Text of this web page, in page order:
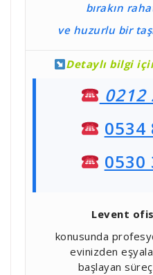
bırakın
ve huzurlu bir
Detaylı bilgi
0212
0534
0530
Levent ofis
konusunda
evinizden
başlayan